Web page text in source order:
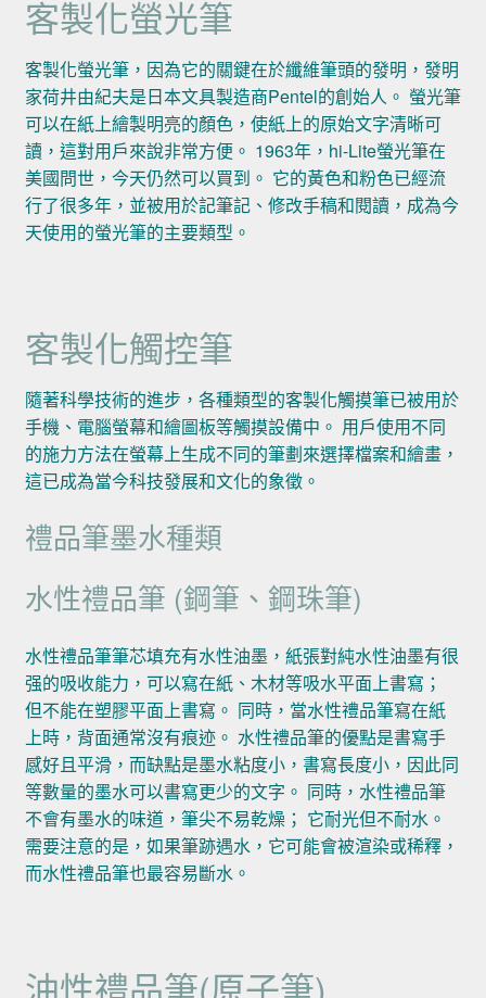
客製化螢光筆
客製化螢光筆，因為它的關鍵在於纖維筆頭的發明，發明
家荷井由紀夫是日本文具製造商Pentel的創始人。 螢光筆
可以在紙上繪製明亮的顏色，使紙上的原始文字清晰可
讀，這對用戶來說非常方便。 1963年，hi-Lite螢光筆在
美國問世，今天仍然可以買到。 它的黃色和粉色已經流
行了很多年，並被用於記筆記、修改手稿和閱讀，成為今
天使用的螢光筆的主要類型。
客製化觸控筆
隨著科學技術的進步，各種類型的客製化觸摸筆已被用於
手機、電腦螢幕和繪圖板等觸摸設備中。 用戶使用不同
的施力方法在螢幕上生成不同的筆劃來選擇檔案和繪畫，
這已成為當今科技發展和文化的象徵。
禮品筆墨水種類
水性禮品筆 (鋼筆、鋼珠筆)
水性禮品筆筆芯填充有水性油墨，紙張對純水性油墨有很
强的吸收能力，可以寫在紙、木材等吸水平面上書寫；
但不能在塑膠平面上書寫。 同時，當水性禮品筆寫在紙
上時，背面通常沒有痕迹。 水性禮品筆的優點是書寫手
感好且平滑，而缺點是墨水粘度小，書寫長度小，因此同
等數量的墨水可以書寫更少的文字。 同時，水性禮品筆
不會有墨水的味道，筆尖不易乾燥； 它耐光但不耐水。
需要注意的是，如果筆跡遇水，它可能會被渲染或稀釋，
而水性禮品筆也最容易斷水。
油性禮品筆(原子筆)